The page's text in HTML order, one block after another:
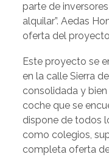
parte de
alquilar”. Aedas
oferta del
Este proyecto se
en la calle Sierra
consolidada y
coche que se
dispone de todos
como colegios,
completa oferta